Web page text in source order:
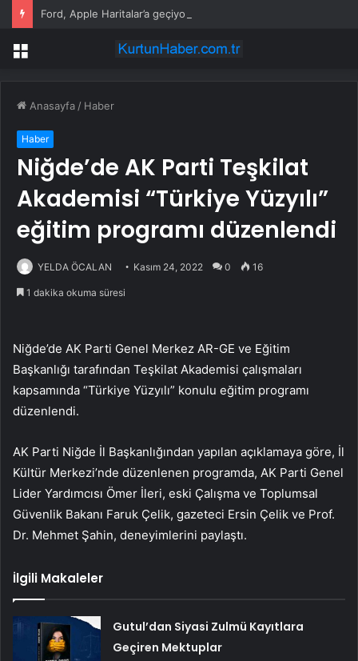
Ford, Apple Haritalar’a geçiyor
Menü
Anasayfa / Haber
Haber
Niğde’de AK Parti Teşkilat
Akademisi “Türkiye Yüzyılı”
eğitim programı düzenlendi
YELDA ÖCALAN Kasım 24, 2022 0 16
1 dakika okuma süresi
Niğde’de AK Parti Genel Merkez AR-GE ve Eğitim
Başkanlığı tarafından Teşkilat Akademisi çalışmaları
kapsamında “Türkiye Yüzyılı” konulu eğitim programı
düzenlendi.
AK Parti Niğde İl Başkanlığından yapılan açıklamaya göre, İl
Kültür Merkezi’nde düzenlenen programda, AK Parti Genel
Lider Yardımcısı Ömer İleri, eski Çalışma ve Toplumsal
Güvenlik Bakanı Faruk Çelik, gazeteci Ersin Çelik ve Prof.
Dr. Mehmet Şahin, deneyimlerini paylaştı.
İlgili Makaleler
Gutul’dan Siyasi Zulmü Kayıtlara
Geçiren Mektuplar